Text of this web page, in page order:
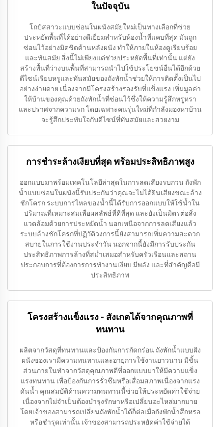
ในปัจจุบัน
โถปัสสาวะแบบซ่อนในผนังสมัยใหม่เป็นทางเลือกที่ช่วย
ประหยัดพื้นที่ได้อย่างดีเยี่ยมสำหรับห้องน้ำที่แคบที่สุด มันถูก
ซ่อนไว้อย่างมิดชิดด้านหลังผนัง ทำให้ภายในห้องดูเรียบร้อย
และทันสมัย สิ่งนี้ไม่เพียงแต่ช่วยประหยัดพื้นที่เท่านั้น แต่ยัง
สร้างพื้นที่ว่างบนพื้นที่สามารถนำไปใช้ประโยชน์อื่นได้อีกด้วย
ดีไซน์เรียบหรูและทันสมัยของถังพักน้ำช่วยให้การติดตั้งเป็นไป
อย่างง่ายดาย เนื่องจากมีโครงสร้างรองรับที่แข็งแรง เพิ่มมูลค่า
ให้บ้านของคุณด้วยถังพักน้ำที่ซ่อนไว้ซึ่งให้ความรู้สึกหรูหรา
และปราศจากความรก โดยเฉพาะคนรุ่นใหม่ที่กำลังมองหาบ้าน
จะรู้สึกประทับใจกับดีไซน์ที่ทันสมัยและสวยงาม
การชำระล้างเงียบที่สุด พร้อมประสิทธิภาพสูง
ออกแบบมาพร้อมเทคโนโลยีล่าสุดในการลดเสียงรบกวน ถังพัก
น้ำแบบซ่อนในผนังนี้รับประกันว่าคุณจะไม่ได้ยินเสียงขณะล้าง
ชักโครก ระบบการไหลของน้ำนี้ได้รับการออกแบบให้ใช้น้ำใน
ปริมาณที่เหมาะสมเพื่อผลลัพธ์ที่ดีที่สุด และยังเป็นมิตรต่อสิ่ง
แวดล้อมด้วยการประหยัดน้ำ นอกเหนือจากการลดเสียงแล้ว
ระบบล้างชักโครกที่ปฏิวัติวงการนี้ยังสามารถเพิ่มความสะดวก
สบายในการใช้งานประจำวัน นอกจากนี้ยังมีการรับประกัน
ประสิทธิภาพการล้างที่สม่ำเสมอสำหรับครัวเรือนและสถาน
ประกอบการที่ต้องการการทำงานเงียบ มีพลัง และที่สำคัญคือมี
ประสิทธิภาพ
โครงสร้างแข็งแรง - สังเกตได้จากคุณภาพที่
ทนทาน
ผลิตจากวัสดุที่ทนทานและป้องกันการกัดกร่อน ถังพักน้ำแบบฝัง
ผนังของเรามีความทนทานและอายุการใช้งานยาวนาน มีชิ้น
ส่วนภายในทำจากวัสดุคุณภาพดีที่ออกแบบมาให้มีความแข็ง
แรงทนทาน เพื่อป้องกันการรั่วซึมหรือเสื่อมสภาพเนื่องจากแรง
ดันน้ำ คุณสมบัติด้านความทนทานนี้ช่วยให้ประหยัดค่าใช้จ่าย
เนื่องจากไม่จำเป็นต้องบำรุงรักษาหรือเปลี่ยนอะไหล่มากมาย
โดยเจ้าของสามารถเปลี่ยนถังพักน้ำได้ก็ต่อเมื่อถังพักน้ำสึกหรอ
หรือชำรุดเท่านั้น เจ้าของสามารถประหยัดค่าใช้จ่ายได้